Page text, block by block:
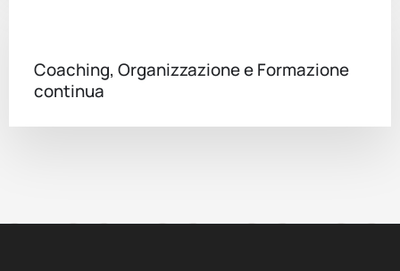
Coaching, Organizzazione e Formazione
continua